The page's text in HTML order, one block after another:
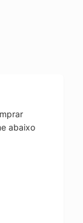
abaixo